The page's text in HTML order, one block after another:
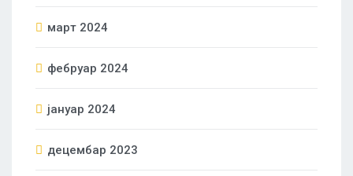
март 2024
фебруар 2024
јануар 2024
децембар 2023